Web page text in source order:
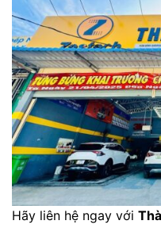
Hãy liên hệ ngay với